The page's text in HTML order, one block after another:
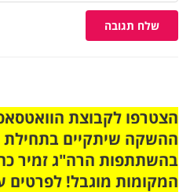
שלח תגובה
ההשקה שיתקיים
בהשתתפות הרה"ג זמיר
המקומות מוגבל! לפרטים